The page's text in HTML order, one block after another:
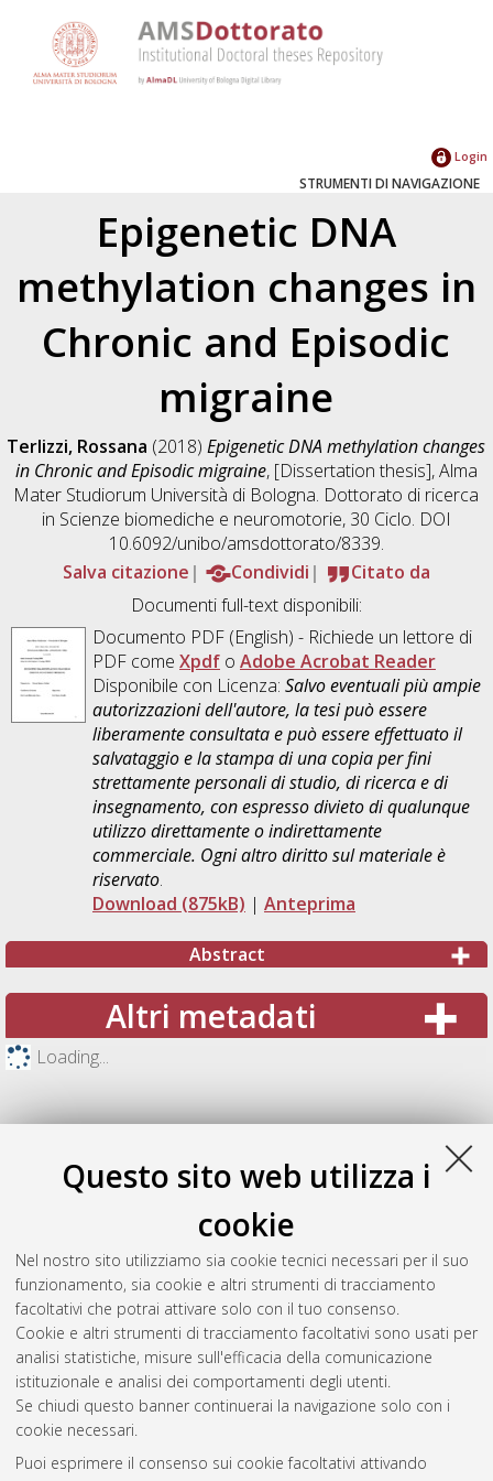
Questo sito web utilizza i
cookie
Nel nostro sito utilizziamo sia cookie tecnici necessari per il suo
funzionamento, sia cookie e altri strumenti di tracciamento
facoltativi che potrai attivare solo con il tuo consenso.
Cookie e altri strumenti di tracciamento facoltativi sono usati per
analisi statistiche, misure sull'efficacia della comunicazione
istituzionale e analisi dei comportamenti degli utenti.
Se chiudi questo banner continuerai la navigazione solo con i
cookie necessari.
Puoi esprimere il consenso sui cookie facoltativi attivando
Login
STRUMENTI DI NAVIGAZIONE
Epigenetic DNA
methylation changes in
Chronic and Episodic
migraine
Terlizzi, Rossana (2018)Epigenetic DNA methylation changes
in Chronic and Episodic migraine, [Dissertation thesis], Alma
Mater Studiorum Università di Bologna. Dottorato di ricerca
in Scienze biomediche e neuromotorie, 30 Ciclo. DOI
10.6092/unibo/amsdottorato/8339.
Salva citazione
Condividi
Citato da
Documenti full-text disponibili:
Documento PDF(English) - Richiede un lettore di
PDF come Xpdfo Adobe Acrobat Reader
Disponibile con Licenza: Salvo eventuali più ampie
autorizzazioni dell'autore, la tesi può essere
liberamente consultata e può essere effettuato il
salvataggio e la stampa di una copia per fini
strettamente personali di studio, di ricerca e di
insegnamento, con espresso divieto di qualunque
utilizzo direttamente o indirettamente
commerciale. Ogni altro diritto sul materiale è
riservato.
Download (875kB) | Anteprima
Abstract
Altri metadati
Loading...
Gestione del documento:
Atom
Rss 1.0